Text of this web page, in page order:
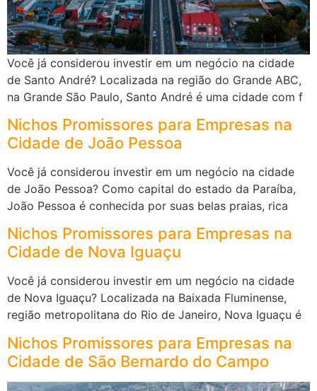
Você já considerou investir em um negócio na cidade
de Santo André? Localizada na região do Grande ABC,
na Grande São Paulo, Santo André é uma cidade com f
Nichos Promissores para Empresas na
Cidade de João Pessoa
Você já considerou investir em um negócio na cidade
de João Pessoa? Como capital do estado da Paraíba,
João Pessoa é conhecida por suas belas praias, rica
Nichos Promissores para Empresas na
Cidade de Nova Iguaçu
Você já considerou investir em um negócio na cidade
de Nova Iguaçu? Localizada na Baixada Fluminense,
região metropolitana do Rio de Janeiro, Nova Iguaçu é
Nichos Promissores para Empresas na
Cidade de São Bernardo do Campo